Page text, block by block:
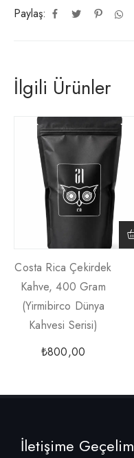
Paylaş:
İlgili Ürünler
Costa Rica Çekirdek
Kahve, 400 Gram
(Yirmibirco Dünya
Kahvesi Serisi)
₺800,00
İletişime Geçelim